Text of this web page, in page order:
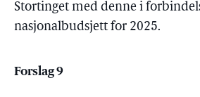
Stortinget med denne i
nasjonalbudsjett for 2025.
Forslag 9